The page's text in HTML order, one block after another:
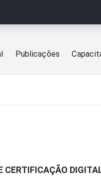
Publicações
CERTIFICAÇÃO